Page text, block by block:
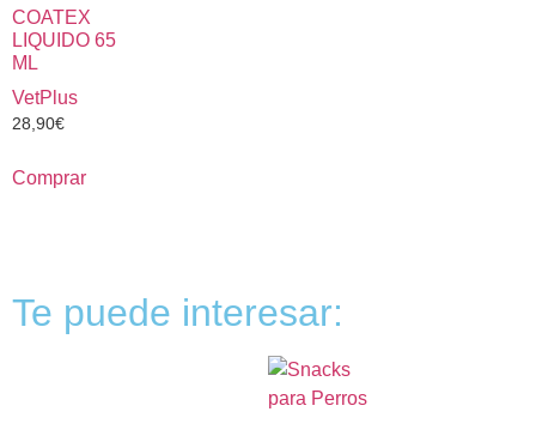
COATEX
LIQUIDO 65
ML
VetPlus
28,90€
Comprar
Te puede interesar: